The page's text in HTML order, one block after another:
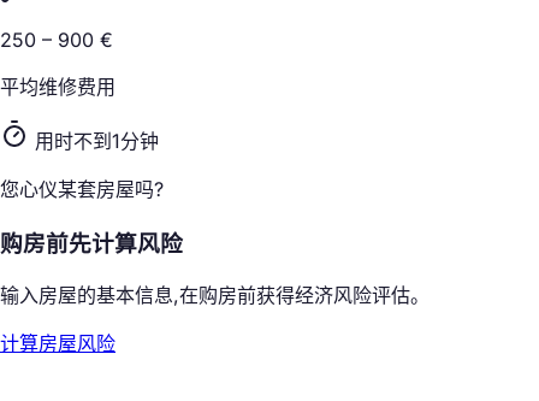
250 – 900 €
平均维修费用
用时不到1分钟
您心仪某套房屋吗?
购房前先计算风险
输入房屋的基本信息,在购房前获得经济风险评估。
计算房屋风险